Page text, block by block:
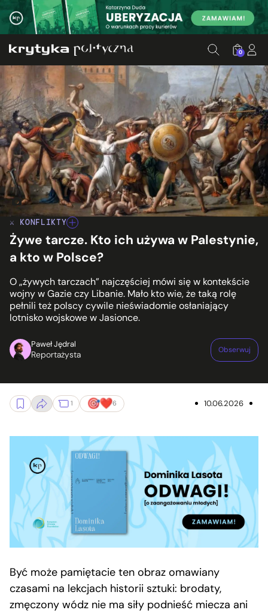
0
⚔️ KONFLIKTY
Żywe tarcze. Kto ich używa w Palestynie,
a kto w Polsce?
O „żywych tarczach” najczęściej mówi się w kontekście
wojny w Gazie czy Libanie. Mało kto wie, że taką rolę
pełnili też polscy cywile nieświadomie osłaniający
lotnisko wojskowe w Jasionce.
Paweł Jędral
Reportażysta Obserwuj
Jacques-Louis David, „Les Sabines” (fragment). Źródło:
1 6 10.06.2026
Być może pamiętacie ten obraz omawiany
czasami na lekcjach historii sztuki: brodaty,
zmęczony wódz nie ma siły podnieść miecza ani